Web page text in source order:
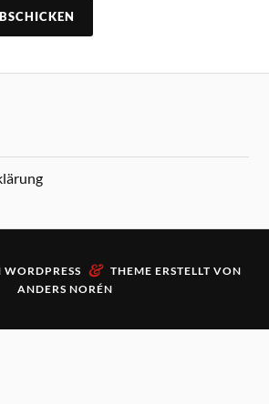
WORDPRESS & THEME ERSTELLT VON
ANDERS NORÉN